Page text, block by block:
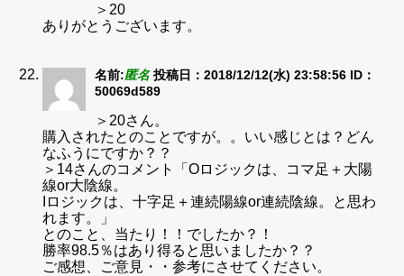
＞20
ありがとうございます。
名前:匿名 投稿日：2018/12/12(水) 23:58:56 ID：
50069d589
＞20さん。
購入されたとのことですが。。いい感じとは？どん
なふうにですか？？
＞14さんのコメント「Oロジックは、コマ足＋大陽
線or大陰線。
Iロジックは、十字足＋連続陽線or連続陰線。と思わ
れます。」
とのこと、当たり！！でしたか？！
勝率98.5％はあり得ると思いましたか？？
ご感想、ご意見・・参考にさせてください。